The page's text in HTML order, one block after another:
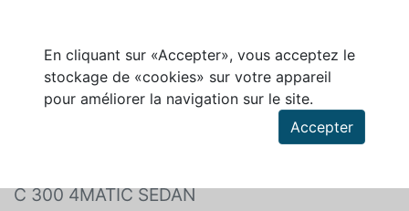
En cliquant sur «Accepter», vous acceptez le
stockage de «cookies» sur votre appareil
pour améliorer la navigation sur le site.
Accepter
C 300 4MATIC SEDAN